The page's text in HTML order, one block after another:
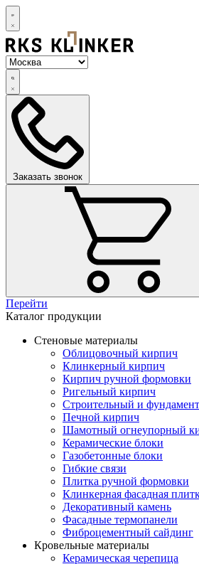
Заказать звонок
Перейти
Каталог продукции
Стеновые материалы
Облицовочный кирпич
Клинкерный кирпич
Кирпич ручной формовки
Ригельный кирпич
Строительный и
Печной кирпич
Шамотный огнеупорный
Керамические блоки
Газобетонные блоки
Гибкие связи
Плитка ручной формовки
Клинкерная фасадная
Декоративный камень
Фасадные термопанели
Фиброцементный сайдинг
Кровельные материалы
Керамическая черепица